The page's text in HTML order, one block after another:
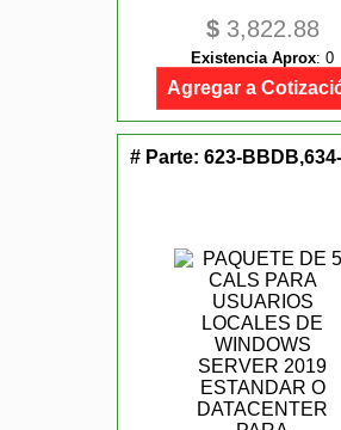
$3,822.88
Existencia Aprox: 0
Agregar a
# Parte: 623-